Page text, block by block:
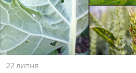
22 липня